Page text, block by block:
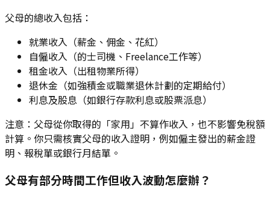
父母的總收入包括：
就業收入（薪金、佣金、花紅）
自僱收入（的士司機、Freelance工作等）
租金收入（出租物業所得）
退休金（如強積金或職業退休計劃的定期給付）
利息及股息（如銀行存款利息或股票派息）
注意：父母從你取得的「家用」不算作收入，也不影響免稅額
計算。你只需核實父母的收入證明，例如僱主發出的薪金證
明、報稅單或銀行月結單。
父母有部分時間工作但收入波動怎麼辦？